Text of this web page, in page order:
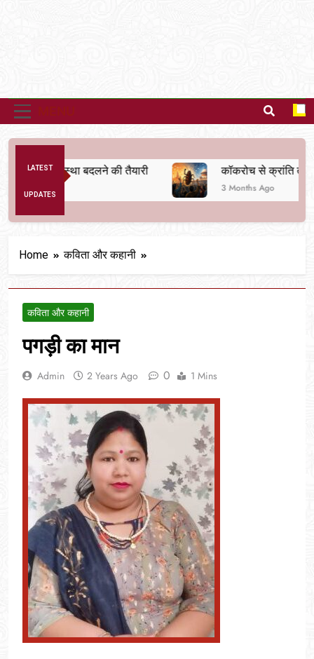
LATEST
UPDATES
व्यवस्था बदलने की तैयारी कॉकरोच से क्रांति तक
3 Months Ago
Home कविता और कहानी
कविता और कहानी
पगड़ी का मान
Admin 2 Years Ago 0 1 Mins